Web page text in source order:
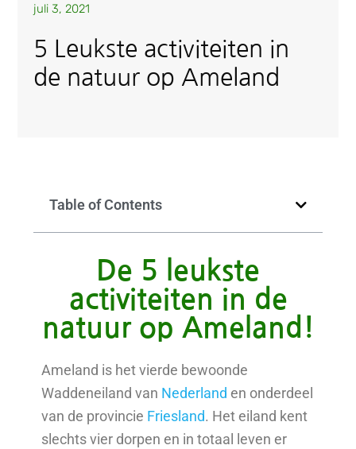
juli 3, 2021
5 Leukste activiteiten in
de natuur op Ameland
Table of Contents
De 5 leukste
activiteiten in de
natuur op Ameland!
Ameland is het vierde bewoonde
Waddeneiland van Nederland en onderdeel
van de provincie Friesland. Het eiland kent
slechts vier dorpen en in totaal leven er